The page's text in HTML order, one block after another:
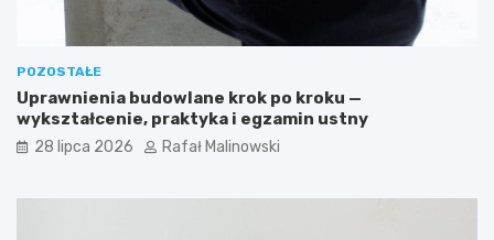
POZOSTAŁE
Uprawnienia budowlane krok po kroku —
wykształcenie, praktyka i egzamin ustny
28 lipca 2026 Rafał Malinowski